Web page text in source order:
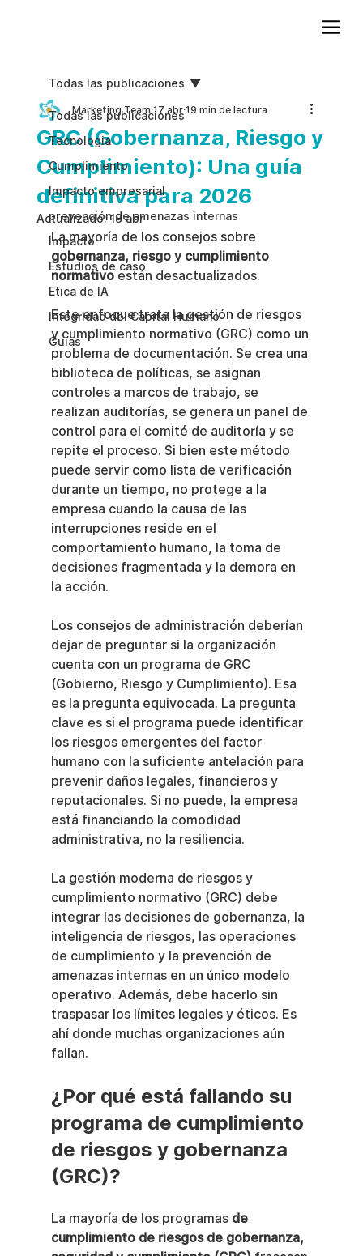
Todas las publicaciones
Tecnologia
Cumplimiento
Impacto empresarial
prevención de amenazas internas
Impacto
Estudios de caso
Etica de IA
Integridad del Capital Humano
Guias
Todas las publicaciones
GRC (Gobernanza, Riesgo y
Cumplimiento): Una guía
definitiva para 2026
Marketing Team 17 abr 19 min de lectura
Actualizado:18 abr
La mayoría de los consejos sobre
gobernanza, riesgo y cumplimiento
normativo están desactualizados.
Este enfoque trata la gestión de riesgos
y cumplimiento normativo (GRC) como un
problema de documentación. Se crea una
biblioteca de políticas, se asignan
controles a marcos de trabajo, se
realizan auditorías, se genera un panel de
control para el comité de auditoría y se
repite el proceso. Si bien este método
puede servir como lista de verificación
durante un tiempo, no protege a la
empresa cuando la causa de las
interrupciones reside en el
comportamiento humano, la toma de
decisiones fragmentada y la demora en
la acción.
Los consejos de administración deberían
dejar de preguntar si la organización
cuenta con un programa de GRC
(Gobierno, Riesgo y Cumplimiento). Esa
es la pregunta equivocada. La pregunta
clave es si el programa puede identificar
los riesgos emergentes del factor
humano con la suficiente antelación para
prevenir daños legales, financieros y
reputacionales. Si no puede, la empresa
está financiando la comodidad
administrativa, no la resiliencia.
La gestión moderna de riesgos y
cumplimiento normativo (GRC) debe
integrar las decisiones de gobernanza, la
inteligencia de riesgos, las operaciones
de cumplimiento y la prevención de
amenazas internas en un único modelo
operativo. Además, debe hacerlo sin
traspasar los límites legales y éticos. Es
ahí donde muchas organizaciones aún
fallan.
¿Por qué está fallando su
programa de cumplimiento
de riesgos y gobernanza
(GRC)?
La mayoría de los programas de
cumplimiento de riesgos de gobernanza,